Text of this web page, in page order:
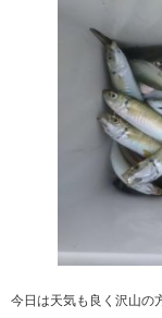
今日は天気も良く沢山の